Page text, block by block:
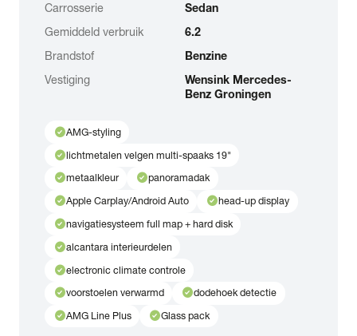
Carrosserie
Sedan
Gemiddeld verbruik
6.2
Brandstof
Benzine
Vestiging
Wensink Mercedes-
Benz Groningen
check_circleAMG-styling
check_circlelichtmetalen velgen multi-spaaks 19"
check_circlemetaalkleur check_circlepanoramadak
check_circleApple Carplay/Android Auto check_circlehead-up display
check_circlenavigatiesysteem full map + hard disk
check_circlealcantara interieurdelen
check_circleelectronic climate controle
check_circlevoorstoelen verwarmd check_circledodehoek detectie
check_circleAMG Line Plus check_circleGlass pack